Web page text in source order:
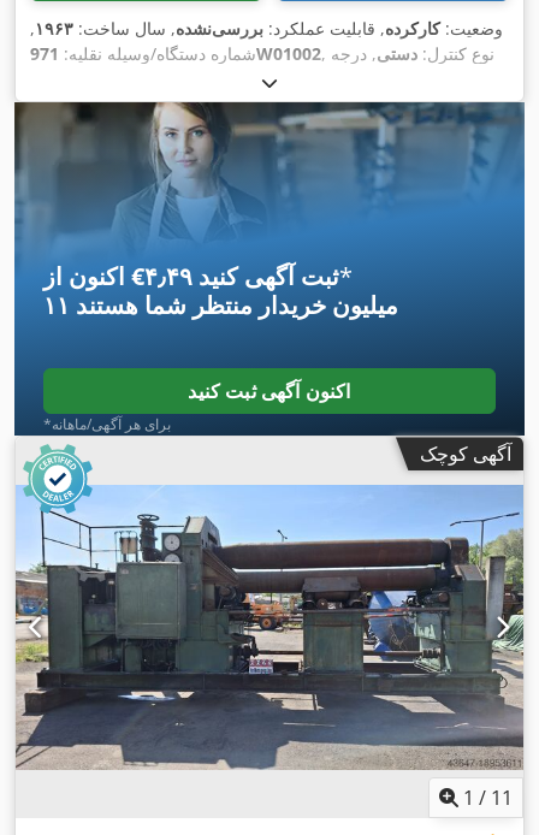
وضعیت:کارکرده, قابلیت عملکرد: بررسی‌نشده, سال ساخت: ۱۹۶۳,
شماره دستگاه/وسیله نقلیه:971W01002 , نوع کنترل: دستی, درجه
, نوع تحریک:برقی
(بالا):۴۰۰ میلی‌متر , قطر غلتک جانبی:۴۰۰ میلی‌متر
, طول غلطک:
۳٬۰۰۰ میلی‌متر
, حداکثر ضخامت ورق: ۱۵ میلی‌متر ,
اکنون از ‎€۴٫۴۹ ثبت آگهی کنید*
۱۱ میلیون خریدار منتظر شما هستند
اکنون آگهی ثبت کنید
*برای هر آگهی/ماهانه
آگهی کوچک
1 / 11